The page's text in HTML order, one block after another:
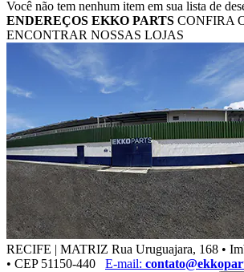
Você não tem nenhum item em sua lista de
ENDEREÇOS EKKO PARTS CONFIRA
ENCONTRAR NOSSAS LOJAS
RECIFE | MATRIZ Rua Uruguajara, 168 •
• CEP 51150-440
E-mail: